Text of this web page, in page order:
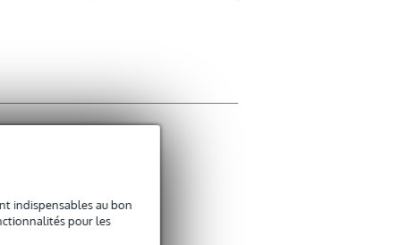
indispensables au bon
pour les